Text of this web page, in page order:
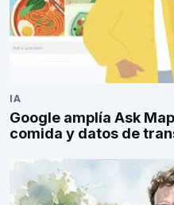
IA
Google amplía Ask
comida y datos de